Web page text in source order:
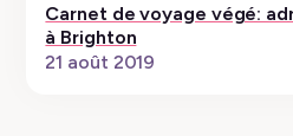
Carnet de voyage végé:
à Brighton
21 août 2019